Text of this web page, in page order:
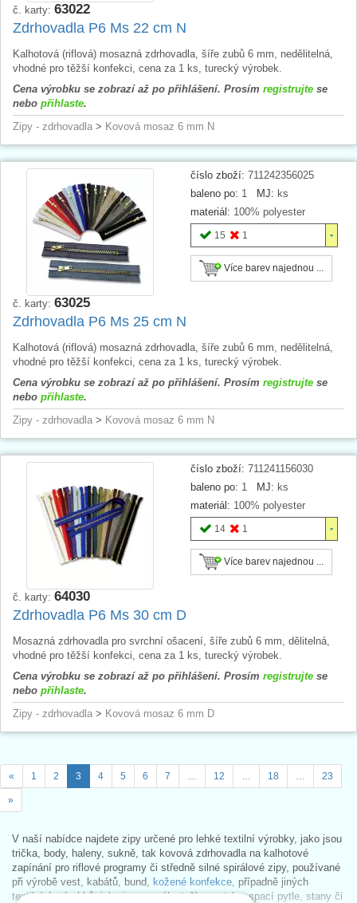
č. karty: 63022
Zdrhovadla P6 Ms 22 cm N
Kalhotová (riflová) mosazná zdrhovadla, šíře zubů 6 mm, nedělitelná,
vhodné pro těžší konfekci, cena za 1 ks, turecký výrobek.
Cena výrobku se zobrazí až po přihlášení. Prosím registrujte se
nebo přihlaste.
Zipy - zdrhovadla > Kovová mosaz 6 mm N
číslo zboží: 711242356025
baleno po: 1 MJ: ks
materiál: 100% polyester
15 1
Více barev najednou ...
č. karty: 63025
Zdrhovadla P6 Ms 25 cm N
Kalhotová (riflová) mosazná zdrhovadla, šíře zubů 6 mm, nedělitelná,
vhodné pro těžší konfekci, cena za 1 ks, turecký výrobek.
Cena výrobku se zobrazí až po přihlášení. Prosím registrujte se
nebo přihlaste.
Zipy - zdrhovadla > Kovová mosaz 6 mm N
číslo zboží: 711241156030
baleno po: 1 MJ: ks
materiál: 100% polyester
14 1
Více barev najednou ...
č. karty: 64030
Zdrhovadla P6 Ms 30 cm D
Mosazná zdrhovadla pro svrchní ošacení, šíře zubů 6 mm, dělitelná,
vhodné pro těžší konfekci, cena za 1 ks, turecký výrobek.
Cena výrobku se zobrazí až po přihlášení. Prosím registrujte se
nebo přihlaste.
Zipy - zdrhovadla > Kovová mosaz 6 mm D
« 1 2 3 4 5 6 7 12 18 23
»
V naší nabídce najdete zipy určené pro lehké textilní výrobky, jako jsou
trička, body, haleny, sukně, tak kovová zdrhovadla na kalhotové
zapínání pro riflové programy či středně silné spirálové zipy, používané
při výrobě vest, kabátů, bund, kožené konfekce , případně jiných
textilních výrobků, jako jsou penály, tašky, potahy, spací pytle, stany či